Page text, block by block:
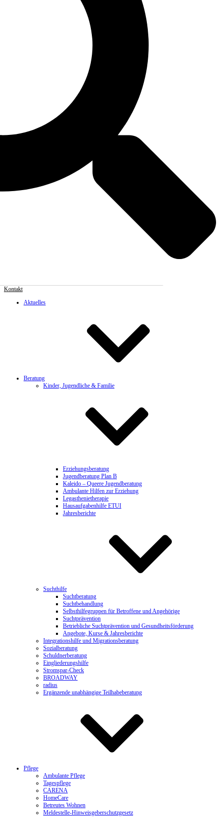
Kontakt
Aktuelles
Beratung
Kinder, Jugendliche & Familie
Erziehungsberatung
Jugendberatung Plan B
Kaleido – Queere Jugendberatung
Ambulante Hilfen zur Erziehung
Legasthenietherapie
Hausaufgabenhilfe ETUI
Jahresberichte
Suchthilfe
Suchtberatung
Suchtbehandlung
Selbsthilfegruppen für Betroffene und Angehörige
Suchtprävention
Betriebliche Suchtprävention und Gesundheitsförderung
Angebote, Kurse & Jahresberichte
Integrationshilfe und Migrationsberatung
Sozialberatung
Schuldnerberatung
Eingliederungshilfe
Stromspar-Check
BROADWAY
radius
Ergänzende unabhängige Teilhabeberatung
Pflege
Ambulante Pflege
Tagespflege
CARENA
HomeCare
Betreutes Wohnen
Meldestelle-Hinweisgeberschutzgesetz